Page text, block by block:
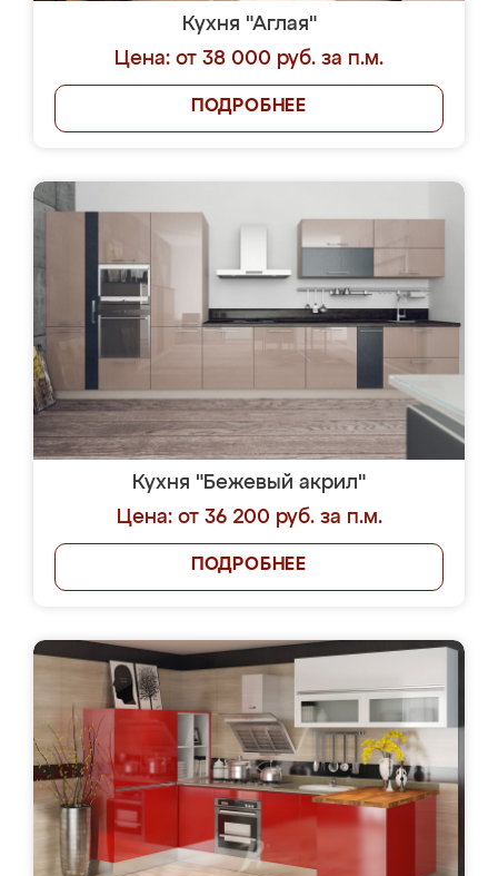
Кухня "Аглая"
Цена: от 38 000 руб. за п.м.
ПОДРОБНЕЕ
Кухня "Бежевый акрил"
Цена: от 36 200 руб. за п.м.
ПОДРОБНЕЕ